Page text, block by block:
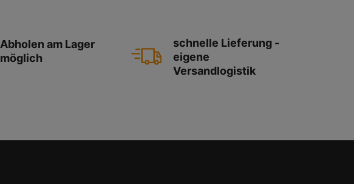
Abholen am Lager
möglich
schnelle Lieferung -
eigene
Versandlogistik